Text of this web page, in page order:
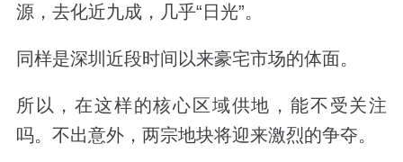
源，去化近九成，几乎“日光”。
同样是深圳近段时间以来豪宅市场的体面。
所以，在这样的核心区域供地，能不受关注
吗。不出意外，两宗地块将迎来激烈的争夺。